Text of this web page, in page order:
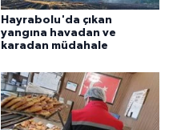
Hayrabolu'da çıkan
yangına havadan ve
karadan müdahale